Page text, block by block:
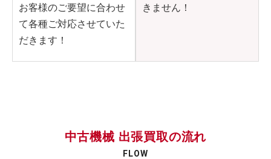
お客様のご要望に合わせ
て各種ご対応させていた
だきます！
きません！
中古機械 出張買取の流れ
FLOW